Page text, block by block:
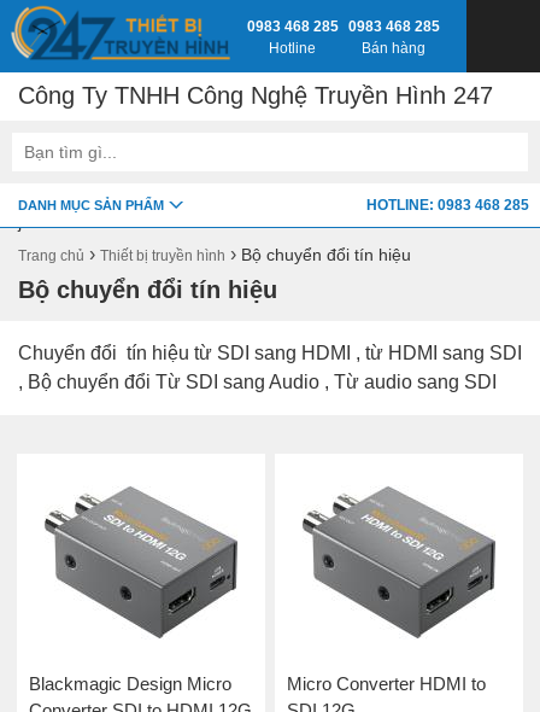
google-site-verification=fSxkTzlyAV278H0_7LAVZEjJh2zdXsbKQ-
Trang chủ › Thiết bị truyền hình › Bộ chuyển đổi tín hiệu
Bộ chuyển đổi tín hiệu
Chuyển đổi tín hiệu từ SDI sang HDMI , từ HDMI sang SDI
, Bộ chuyển đổi Từ SDI sang Audio , Từ audio sang SDI
Blackmagic Design Micro
Micro Converter HDMI to
0983 468 285
Hotline
0983 468 285
Bán hàng
Công Ty TNHH Công Nghệ Truyền Hình 247
DANH MỤC SẢN PHẨM HOTLINE: 0983 468 285